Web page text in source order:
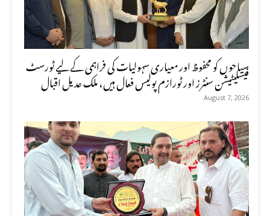
سیاحوں کو محفوظ اور معیاری سہولیات کی فراہمی کے لیے ٹورسٹ
فیسلیٹیشن سنٹرز اور ٹورازم پولیس فعال ہیں، ملک عدیل اقبال
August 7, 2026